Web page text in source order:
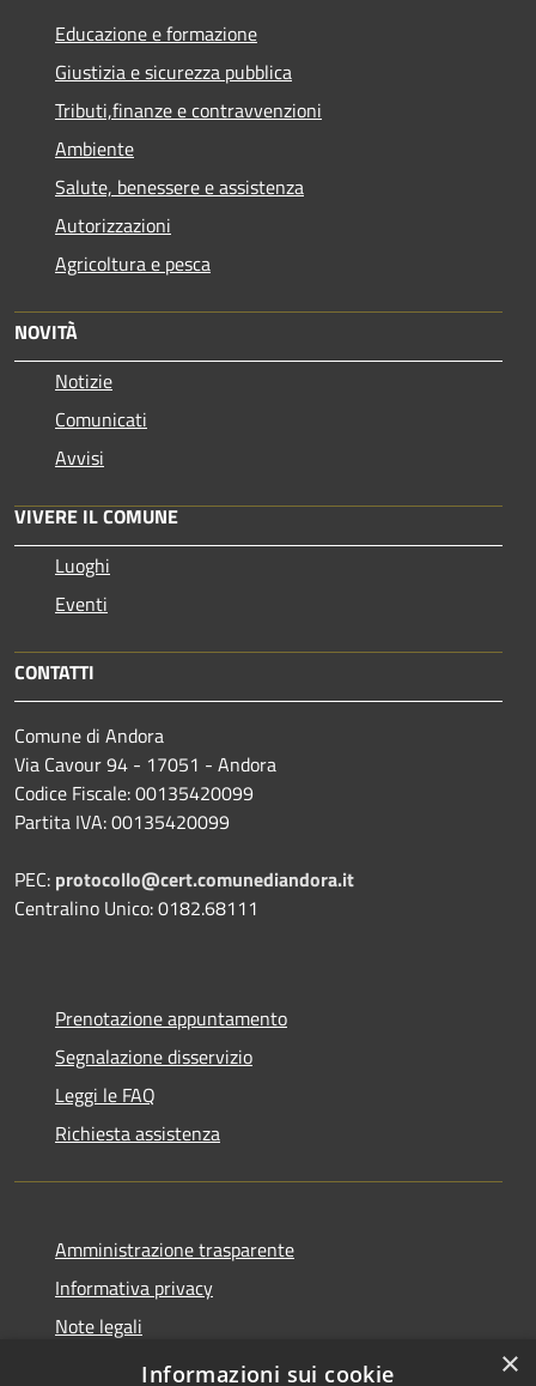
Educazione e formazione
Giustizia e sicurezza pubblica
Tributi,finanze e contravvenzioni
Ambiente
Salute, benessere e assistenza
Autorizzazioni
Agricoltura e pesca
NOVITÀ
Notizie
Comunicati
Avvisi
VIVERE IL COMUNE
Luoghi
Eventi
CONTATTI
Comune di Andora
Via Cavour 94 - 17051 - Andora
Codice Fiscale: 00135420099
Partita IVA: 00135420099
PEC: protocollo@cert.comunediandora.it
Centralino Unico: 0182.68111
Prenotazione appuntamento
Segnalazione disservizio
Leggi le FAQ
Richiesta assistenza
Amministrazione trasparente
Informativa privacy
Note legali
Dichiarazione di accessibilità
×
Informazioni sui cookie